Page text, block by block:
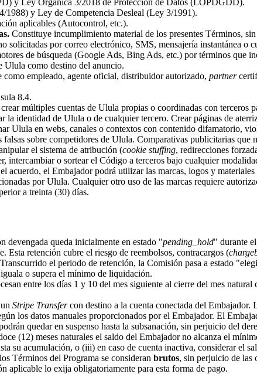
y Ley Orgánica 3/2018 de Protección de Datos (LOPDGDD).
1988) y Ley de Competencia Desleal (Ley 3/1991).
aplicables (Autocontrol, etc.).
Constituye incumplimiento material de los presentes Términos,
solicitadas por correo electrónico, SMS, mensajería instantánea
de búsqueda (Google Ads, Bing Ads, etc.) por términos
como destino del anuncio.
como empleado, agente oficial, distribuidor autorizado, partner
8.4.
crear múltiples cuentas de Ulula propias o coordinadas con terceros
la identidad de Ulula o de cualquier tercero. Crear páginas de
Ulula en webs, canales o contextos con contenido difamatorio,
falsas sobre competidores de Ulula. Comparativas publicitarias
el sistema de atribución (cookie stuffing, redirecciones
intercambiar o sortear el Código a terceros bajo cualquier
acuerdo, el Embajador podrá utilizar las marcas, logos y
por Ulula. Cualquier otro uso de las marcas requiere
a treinta (30) días.
devengada queda inicialmente en estado "pending_hold" durante
Esta retención cubre el riesgo de reembolsos, contracargos (
Transcurrido el periodo de retención, la Comisión pasa a estado
o supera el mínimo de liquidación.
entre los días 1 y 10 del mes siguiente al cierre del mes
Stripe Transfercon destino a la cuenta conectada del Embajador.
los datos manuales proporcionados por el Embajador. El
quedar en suspenso hasta la subsanación, sin perjuicio del
(12) meses naturales el saldo del Embajador no alcanza el
su acumulación, o (iii) en caso de cuenta inactiva, considerar el
Términos del Programa se consideran brutos, sin perjuicio de las
aplicable lo exija obligatoriamente para esta forma de pago.